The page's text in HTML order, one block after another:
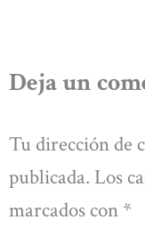
Deja un
Tu dirección de
publicada. Los
marcados con *